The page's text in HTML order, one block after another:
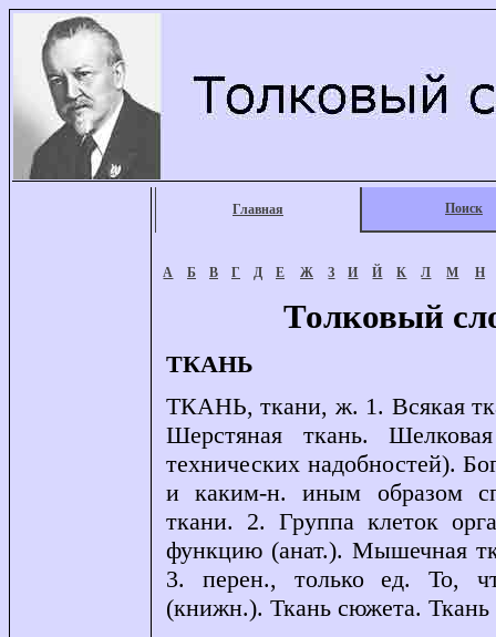
Главная Поиск
А Б В Г Д Е Ж З И Й К Л М Н
Толковый
ТКАНЬ
ТКАНЬ, ткани, ж. 1. Всякая
Шерстяная ткань.
технических надобностей).
и каким-н. иным образом
ткани. 2. Группа клеток
функцию (анат.). Мышечная
3. перен., только ед. То,
(книжн.). Ткань сюжета.